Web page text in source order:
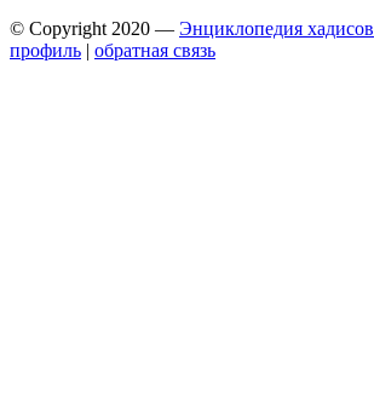
© Copyright 2020 — Энциклопедия хадисов
профиль | обратная связь